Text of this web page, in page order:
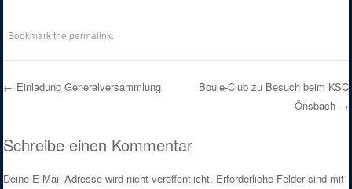
Bookmark thepermalink
← Einladung Generalversammlung
Boule-Club zu Besuch beim KSC
Önsbach →
Schreibe einen Kommentar
Deine E-Mail-Adresse wird nicht veröffentlicht. Erforderliche Felder sind mit